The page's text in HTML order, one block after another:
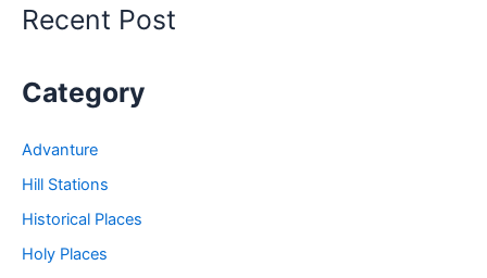
Places
Recent Post
Category
Advanture
Hill Stations
Historical Places
Holy Places